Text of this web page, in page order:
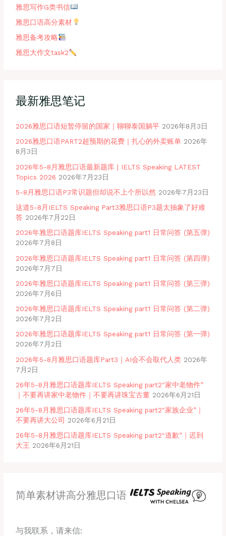
雅思写作G类书信
雅思口语高分素材
雅思备考攻略
雅思大作文task2
最新雅思笔记
2026雅思口语短暂停留的国家｜聊聊泰国躺平 2026年8月3日
2026雅思口语PART2超预期的花费｜扎心的外卖账单 2026年
8月3日
2026年5-8月雅思口语最新题库 | IELTS Speaking LATEST
Topics 2026 2026年7月23日
5-8月雅思口语P3常识题但却说不上个所以然 2026年7月23日
这道5-8月IELTS Speaking Part3雅思口语P3题太抽象了好难
答 2026年7月22日
2026年雅思口语题库IELTS Speaking part1 日常问答 (第五弹)
2026年7月8日
2026年雅思口语题库IELTS Speaking part1 日常问答 (第四弹)
2026年7月7日
2026年雅思口语题库IELTS Speaking part1 日常问答 (第三弹)
2026年7月6日
2026年雅思口语题库IELTS Speaking part1 日常问答 (第二弹)
2026年7月2日
2026年雅思口语题库IELTS Speaking part1 日常问答 (第一弹)
2026年7月2日
2026年5-8月雅思口语题库Part3｜AI会不会取代人类 2026年
7月2日
26年5-8月雅思口语题库IELTS Speaking part2″家中老物件”
｜不要再讲家中老物件｜不要再讲珠宝古董 2026年6月21日
26年5-8月雅思口语题库IELTS Speaking part2″家族企业”｜
不要再讲大公司 2026年6月21日
26年5-8月雅思口语题库IELTS Speaking part2″道歉”｜迟到
大王 2026年6月21日
简单素材讲高分雅思口语
与我联系，请来信: